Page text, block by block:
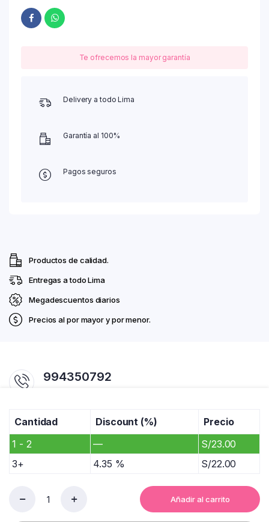
Cantidad Discount (%)
Precio
1 - 2
— S/23.00
3+
4.35 % S/22.00
Añadir al carrito
Te ofrecemos la mayor garantía
Delivery a todo Lima
Garantía al 100%
Pagos seguros
Productos de calidad.
Entregas a todo Lima
Megadescuentos diarios
Precios al por mayor y por menor.
994350792
comercialrosadito@gmail.com / ventas@rosadito.com.pe
Av. La Cultura 701. Pasaje Chanchamayo #1. Mercado Productores De